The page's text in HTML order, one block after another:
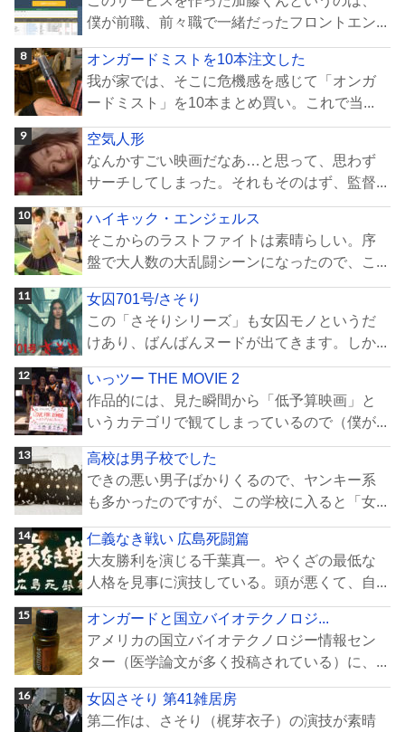
僕が前職、前々職で一緒だったフロントエン...
オンガードミストを10本注文した
我が家では、そこに危機感を感じて「オンガ
ードミスト」を10本まとめ買い。これで当...
空気人形
なんかすごい映画だなあ…と思って、思わず
サーチしてしまった。それもそのはず、監督...
ハイキック・エンジェルス
そこからのラストファイトは素晴らしい。序
盤で大人数の大乱闘シーンになったので、こ...
女囚701号/さそり
この「さそりシリーズ」も女囚モノというだ
けあり、ばんばんヌードが出てきます。しか...
いっツー THE MOVIE 2
作品的には、見た瞬間から「低予算映画」と
いうカテゴリで観てしまっているので（僕が...
高校は男子校でした
できの悪い男子ばかりくるので、ヤンキー系
も多かったのですが、この学校に入ると「女...
仁義なき戦い 広島死闘篇
大友勝利を演じる千葉真一。やくざの最低な
人格を見事に演技している。頭が悪くて、自...
オンガードと国立バイオテクノロジ...
アメリカの国立バイオテクノロジー情報セン
ター（医学論文が多く投稿されている）に、...
女囚さそり 第41雑居房
第二作は、さそり（梶芽衣子）の演技が素晴